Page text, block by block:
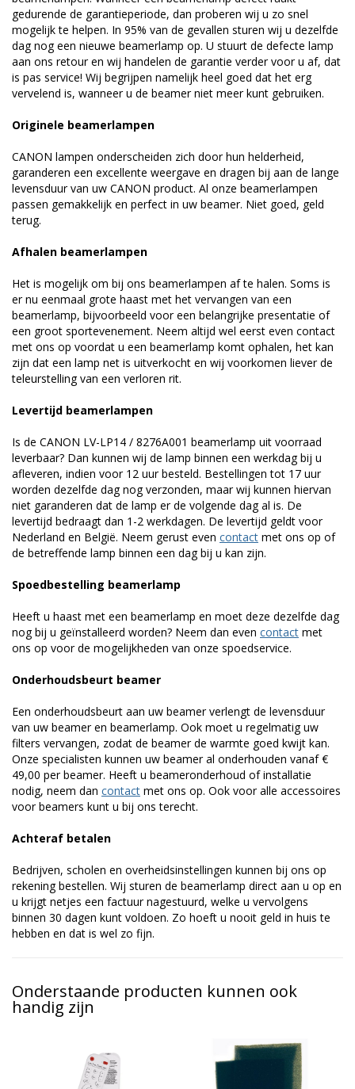
gedurende de garantieperiode, dan proberen wij u zo snel
mogelijk te helpen. In 95% van de gevallen sturen wij u dezelfde
dag nog een nieuwe beamerlamp op. U stuurt de defecte lamp
aan ons retour en wij handelen de garantie verder voor u af, dat
is pas service! Wij begrijpen namelijk heel goed dat het erg
vervelend is, wanneer u de beamer niet meer kunt gebruiken.
Originele beamerlampen
CANON lampen onderscheiden zich door hun helderheid,
garanderen een excellente weergave en dragen bij aan de lange
levensduur van uw CANON product. Al onze beamerlampen
passen gemakkelijk en perfect in uw beamer. Niet goed, geld
terug.
Afhalen beamerlampen
Het is mogelijk om bij ons beamerlampen af te halen. Soms is
er nu eenmaal grote haast met het vervangen van een
beamerlamp, bijvoorbeeld voor een belangrijke presentatie of
een groot sportevenement. Neem altijd wel eerst even contact
met ons op voordat u een beamerlamp komt ophalen, het kan
zijn dat een lamp net is uitverkocht en wij voorkomen liever de
teleurstelling van een verloren rit.
Levertijd beamerlampen
Is de CANON LV-LP14 / 8276A001 beamerlamp uit voorraad
leverbaar? Dan kunnen wij de lamp binnen een werkdag bij u
afleveren, indien voor 12 uur besteld. Bestellingen tot 17 uur
worden dezelfde dag nog verzonden, maar wij kunnen hiervan
niet garanderen dat de lamp er de volgende dag al is. De
levertijd bedraagt dan 1-2 werkdagen. De levertijd geldt voor
Nederland en België. Neem gerust even contact met ons op of
de betreffende lamp binnen een dag bij u kan zijn.
Spoedbestelling beamerlamp
Heeft u haast met een beamerlamp en moet deze dezelfde dag
nog bij u geïnstalleerd worden? Neem dan even contact met
ons op voor de mogelijkheden van onze spoedservice.
Onderhoudsbeurt beamer
Een onderhoudsbeurt aan uw beamer verlengt de levensduur
van uw beamer en beamerlamp. Ook moet u regelmatig uw
filters vervangen, zodat de beamer de warmte goed kwijt kan.
Onze specialisten kunnen uw beamer al onderhouden vanaf €
49,00 per beamer. Heeft u beameronderhoud of installatie
nodig, neem dan contact met ons op. Ook voor alle accessoires
voor beamers kunt u bij ons terecht.
Achteraf betalen
Bedrijven, scholen en overheidsinstellingen kunnen bij ons op
rekening bestellen. Wij sturen de beamerlamp direct aan u op en
u krijgt netjes een factuur nagestuurd, welke u vervolgens
binnen 30 dagen kunt voldoen. Zo hoeft u nooit geld in huis te
hebben en dat is wel zo fijn.
Onderstaande producten kunnen ook
handig zijn